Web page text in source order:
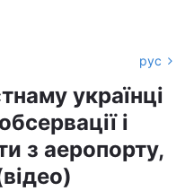
рус
українці
і
з аеропорту,